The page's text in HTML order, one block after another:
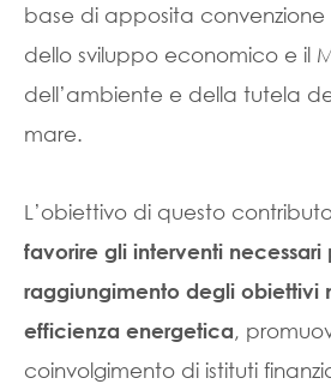
base di apposita convenzione
dello sviluppo economico e il
dell’ambiente e della tutela
mare.
L’obiettivo di questo
favorire gli interventi necessari
raggiungimento degli obiettivi
efficienza energetica,
coinvolgimento di istituti